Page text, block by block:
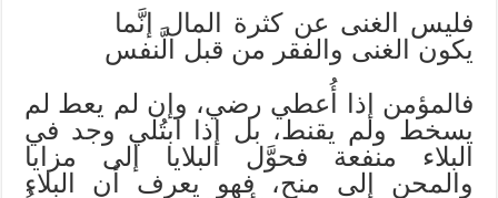
فليس الغنى عن كثرة المال إنَّما
يكون الغنى والفقر من قبل الَّنفس
فالمؤمن إذا أُعطي رضي، وإن لم يعط لم
يسخط ولم يقنط، بل إذا ابتُلي وجد في
البلاء منفعة فحوَّل البلايا إلى مزايا
والمحن إلى منح، فهو يعرف أن البلاء